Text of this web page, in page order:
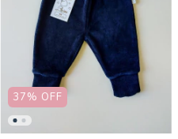
37% OFF